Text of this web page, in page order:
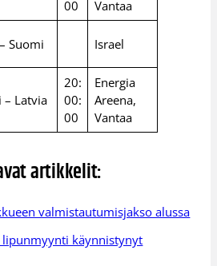
00
Vantaa
Suomi Israel
– Latvia
20:
00:
00
Energia
Areena,
Vantaa
artikkelit:
valmistautumisjakso alussa
lipunmyynti käynnistynyt